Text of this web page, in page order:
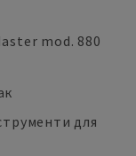
mod. 880
для